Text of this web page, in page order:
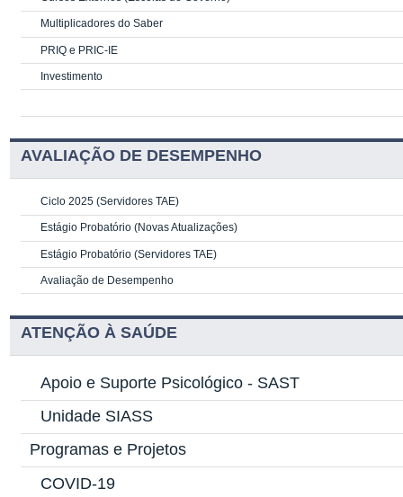
Multiplicadores do Saber
PRIQ e PRIC-IE
Investimento
AVALIAÇÃO DE DESEMPENHO
Ciclo 2025 (Servidores TAE)
Estágio Probatório (Novas Atualizações)
Estágio Probatório (Servidores TAE)
Avaliação de Desempenho
ATENÇÃO À SAÚDE
Apoio e Suporte Psicológico - SAST
Unidade SIASS
Programas e Projetos
COVID-19